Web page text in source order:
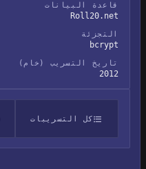
قاعدة البيانات
Roll20.net
التجزئة
bcrypt
تاريخ التسريب (خام)
2012
كل التسريبات